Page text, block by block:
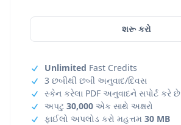
શરૂ કરો
Unlimited Fast Credits
3 છબીથી છબી અનુવાદ/દિવસ
સ્કેન કરેલા PDF અનુવાદને સપોર્ટ કરે છે
અપટુ 30,000 એક સાથે અક્ષરો
ફાઈલો અપલોડ કરો મહત્તમ 30 MB